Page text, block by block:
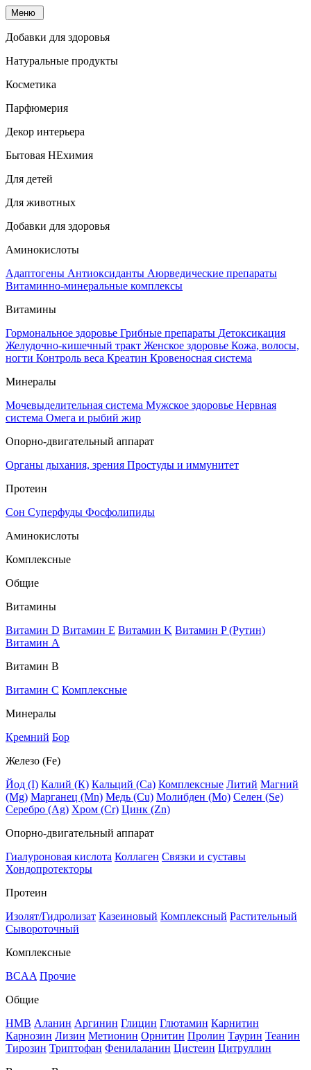
Меню
Добавки для здоровья
Натуральные продукты
Косметика
Парфюмерия
Декор интерьера
Бытовая НЕхимия
Для детей
Для животных
Добавки для здоровья
Аминокислоты
Адаптогены Антиоксиданты Аюрведические препараты
Витаминно-минеральные комплексы
Витамины
Гормональное здоровье Грибные препараты Детоксикация
Желудочно-кишечный тракт Женское здоровье Кожа, волосы,
ногти Контроль веса Креатин Кровеносная система
Минералы
Мочевыделительная система Мужское здоровье Нервная
система Омега и рыбий жир
Опорно-двигательный аппарат
Органы дыхания, зрения Простуды и иммунитет
Протеин
Сон Суперфуды Фосфолипиды
Аминокислоты
Комплексные
Общие
Витамины
Витамин D Витамин E Витамин K Витамин P (Рутин)
Витамин А
Витамин В
Витамин C Комплексные
Минералы
Кремний Бор
Железо (Fe)
Йод (I) Калий (К) Кальций (Са) Комплексные Литий Магний
(Mg) Марганец (Mn) Медь (Сu) Молибден (Мо) Селен (Se)
Серебро (Ag) Хром (Cr) Цинк (Zn)
Опорно-двигательный аппарат
Гиалуроновая кислота Коллаген Связки и суставы
Хондопротекторы
Протеин
Изолят/Гидролизат Казеиновый Комплексный Растительный
Сывороточный
Комплексные
BCAA Прочие
Общие
HMB Аланин Аргинин Глицин Глютамин Карнитин
Карнозин Лизин Метионин Орнитин Пролин Таурин Теанин
Тирозин Триптофан Фенилаланин Цистеин Цитруллин